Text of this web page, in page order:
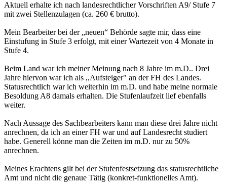
Aktuell erhalte ich nach landesrechtlicher Vorschriften A9/ Stufe 7
mit zwei Stellenzulagen (ca. 260 € brutto).
Mein Bearbeiter bei der „neuen“ Behörde sagte mir, dass eine
Einstufung in Stufe 3 erfolgt, mit einer Wartezeit von 4 Monate in
Stufe 4.
Beim Land war ich meiner Meinung nach 8 Jahre im m.D.. Drei
Jahre hiervon war ich als ,,Aufsteiger" an der FH des Landes.
Statusrechtlich war ich weiterhin im m.D. und habe meine normale
Besoldung A8 damals erhalten. Die Stufenlaufzeit lief ebenfalls
weiter.
Nach Aussage des Sachbearbeiters kann man diese drei Jahre nicht
anrechnen, da ich an einer FH war und auf Landesrecht studiert
habe. Generell könne man die Zeiten im m.D. nur zu 50%
anrechnen.
Meines Erachtens gilt bei der Stufenfestsetzung das statusrechtliche
Amt und nicht die genaue Tätig (konkret-funktionelles Amt).